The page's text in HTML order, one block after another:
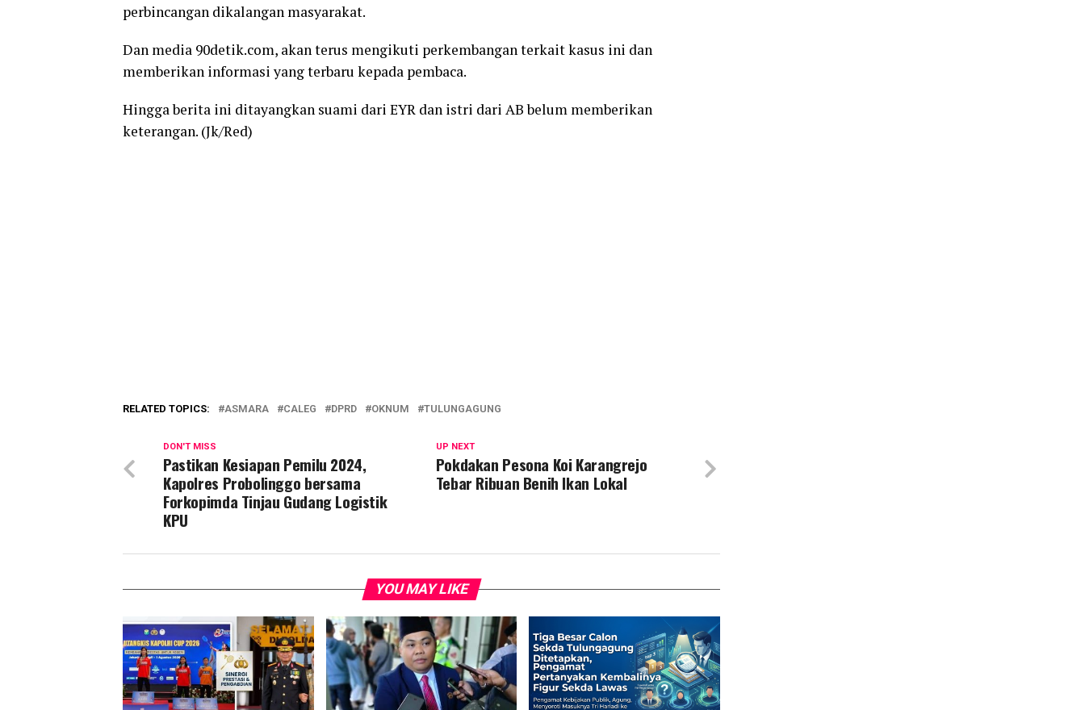
perbincangan dikalangan masyarakat.
Dan media 90detik.com, akan terus mengikuti perkembangan terkait kasus ini dan
memberikan informasi yang terbaru kepada pembaca.
Hingga berita ini ditayangkan suami dari EYR dan istri dari AB belum memberikan
keterangan. (Jk/Red)
RELATED TOPICS: ASMARA CALEG DPRD OKNUM TULUNGAGUNG
UP NEXT
Pokdakan Pesona Koi Karangrejo
Tebar Ribuan Benih Ikan Lokal
DON'T MISS
Pastikan Kesiapan Pemilu 2024,
Kapolres Probolinggo bersama
Forkopimda Tinjau Gudang Logistik
KPU
YOU MAY LIKE